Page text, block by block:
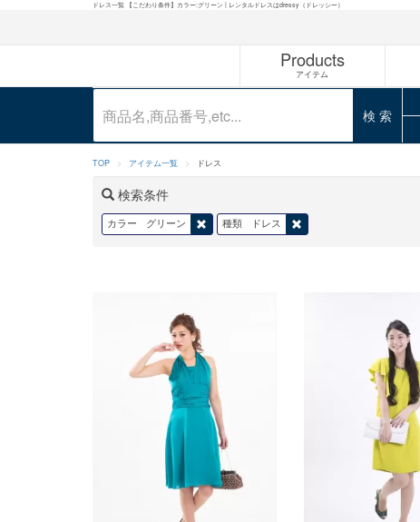
ドレス一覧 【こだわり条件】カラー:グリーン | レンタルドレスはdressy（ドレッシー）
Products
アイテム
検 索
TOP アイテム一覧 ドレス
検索条件
カラー グリーン 種類 ドレス